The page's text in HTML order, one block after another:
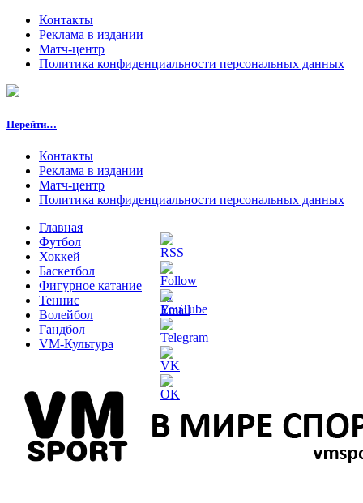
Контакты
Реклама в издании
Матч-центр
Политика конфиденциальности персональных данных
Перейти…
Контакты
Реклама в издании
Матч-центр
Политика конфиденциальности персональных данных
Главная
Футбол
Хоккей
Баскетбол
Фигурное катание
Теннис
Волейбол
Гандбол
VM-Культура